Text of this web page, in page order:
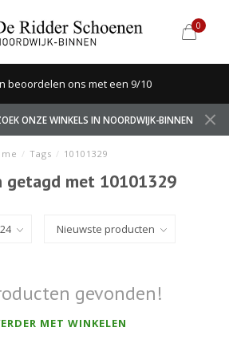
0
beoordelen ons met een 9/10
ONZE WINKELS IN NOORDWIJK-BINNEN
/ Tags / 10101329
getagd met 10101329
gevonden!
MET WINKELEN